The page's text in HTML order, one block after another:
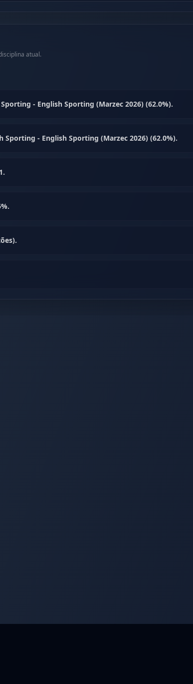
atual.
- English Sporting (Marzec 2026) (62.0%).
- English Sporting (Marzec 2026) (62.0%).